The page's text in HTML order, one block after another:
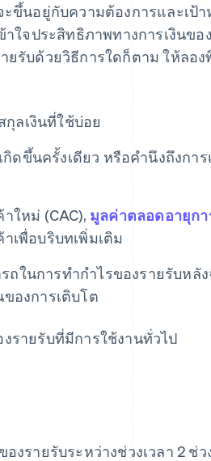
ขึ้นอยู่กับความต้องการและเป้
ใจประสิทธิภาพทางการเงินขอ
รับด้วยวิธีการใดก็ตาม ให้ลอ
ลเงินที่ใช้บ่อย
ขึ้นครั้งเดียว หรือคำนึงถึงกา
ใหม่ (CAC), มูลค่าตลอดอายุก
เพื่อบริบทเพิ่มเติม
ในการทํากําไรของรายรับหลั
องการเติบโต
รายรับที่มีการใช้งานทั่วไป
รายรับระหว่างช่วงเวลา 2 ช่